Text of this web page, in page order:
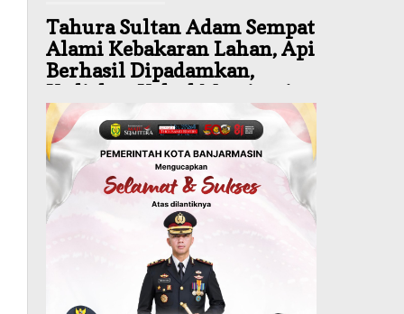
Tahura Sultan Adam Sempat
Alami Kebakaran Lahan, Api
Berhasil Dipadamkan,
Kadishut Kalsel Memimpin
Langsung Aksi di Lapangan
Agustus 6, 2026
Advertorial Pemkab Balangan
Silaturahmi ke DPRD
Balangan, Kapolres AKBP
Arif Mansyur Perkuat
Koordinasi Keamanan